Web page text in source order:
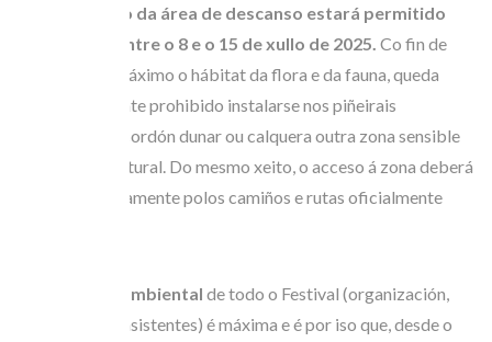
O uso da área de descanso estará permitido
unicamente entre o 8 e o 15 de xullo de 2025. Co fin de
preservar ao máximo o hábitat da flora e da fauna, queda
terminantemente prohibido instalarse nos piñeirais
adxacentes, o cordón dunar ou calquera outra zona sensible
da contorna natural. Do mesmo xeito, o acceso á zona deberá
realizarse unicamente polos camiños e rutas oficialmente
A conciencia ambiental de todo o Festival (organización,
autoridades e asistentes) é máxima e é por iso que, desde o